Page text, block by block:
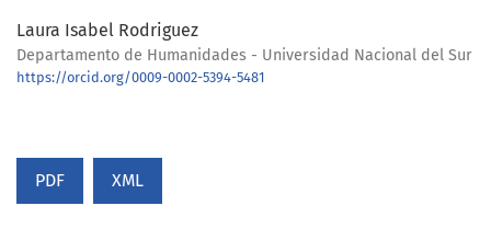
Laura Isabel Rodriguez
Departamento de Humanidades - Universidad Nacional del Sur
https://orcid.org/0009-0002-5394-5481
PDF XML